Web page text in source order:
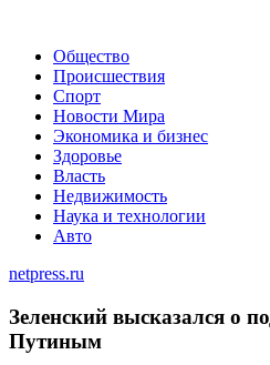
Общество
Происшествия
Спорт
Новости Мира
Экономика и бизнес
Здоровье
Власть
Недвижимость
Наука и технологии
Авто
netpress.ru
Зеленский высказался о
Путиным